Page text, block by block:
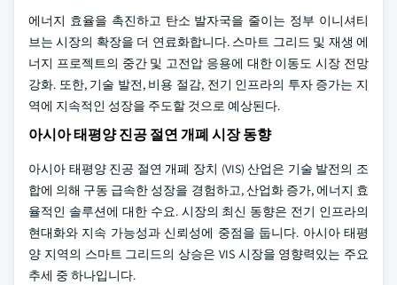
에너지 효율을 촉진하고 탄소 발자국을 줄이는 정부 이니셔티
브는 시장의 확장을 더 연료화합니다. 스마트 그리드 및 재생 에
너지 프로젝트의 중간 및 고전압 응용에 대한 이동도 시장 전망
강화. 또한, 기술 발전, 비용 절감, 전기 인프라의 투자 증가는 지
역에 지속적인 성장을 주도할 것으로 예상된다.
아시아 태평양 진공 절연 개폐 시장 동향
아시아 태평양 진공 절연 개폐 장치 (VIS) 산업은 기술 발전의 조
합에 의해 구동 급속한 성장을 경험하고, 산업화 증가, 에너지 효
율적인 솔루션에 대한 수요. 시장의 최신 동향은 전기 인프라의
현대화와 지속 가능성과 신뢰성에 중점을 둡니다. 아시아 태평
양 지역의 스마트 그리드의 상승은 VIS 시장을 영향력있는 주요
추세 중 하나입니다.